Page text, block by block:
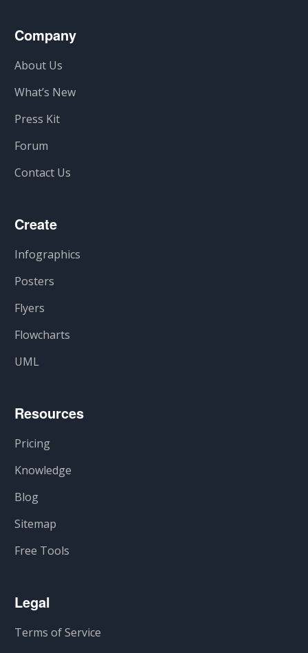
Company
About Us
What’s New
Press Kit
Forum
Contact Us
Create
Infographics
Posters
Flyers
Flowcharts
UML
Resources
Pricing
Knowledge
Blog
Sitemap
Free Tools
Legal
Terms of Service